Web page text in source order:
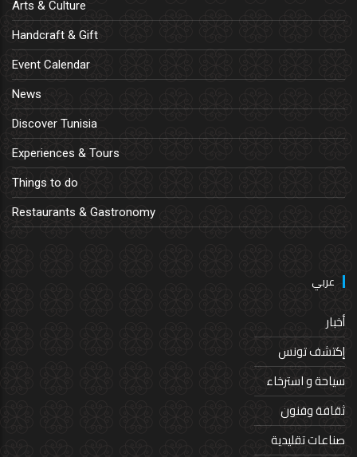
Arts & Culture
Handcraft & Gift
Event Calendar
News
Discover Tunisia
Experiences & Tours
Things to do
Restaurants & Gastronomy
عربي
أخبار
إكتشف تونس
سياحة و استرخاء
ثقافة وفنون
صناعات تقليدية